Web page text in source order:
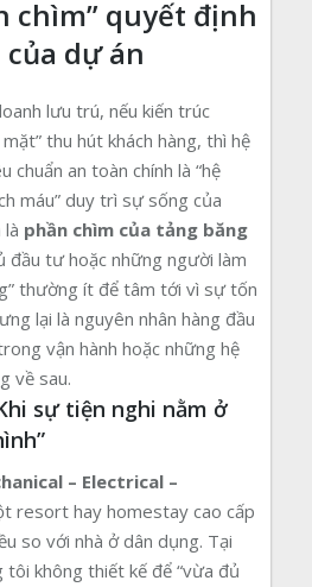
chìm” quyết định
dự án
lưu trú, nếu kiến trúc
thu hút khách hàng, thì hệ
chuẩn an toàn chính là “hệ
máu” duy trì sự sống của
là phần chìm của tảng băng
đầu tư hoặc những người làm
thường ít để tâm tới vì sự tốn
lại là nguyên nhân hàng đầu
vận hành hoặc những hệ
về sau.
sự tiện nghi nằm ở
– Electrical –
resort hay homestay cao cấp
so với nhà ở dân dụng. Tại
không thiết kế để “vừa đủ